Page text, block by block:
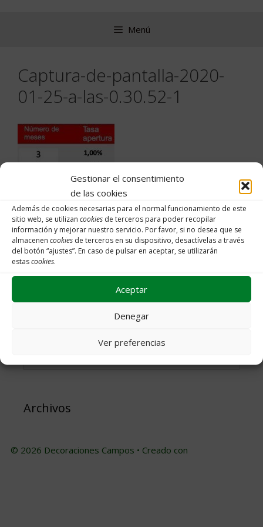
Gestionar el consentimiento
de las cookies
Además de cookies necesarias para el normal funcionamiento de este
sitio web, se utilizan cookies de terceros para poder recopilar
información y mejorar nuestro servicio. Por favor, si no desea que se
almacenen cookies de terceros en su dispositivo, desactívelas a través
del botón “ajustes”. En caso de pulsar en aceptar, se utilizarán
estascookies.
Aceptar
Denegar
Ver preferencias
Menú
Captura-de-pantalla-2020-
01-25-a-las-0.30.52-1
Archivos
© 2026 Decoraciones Campos • Creado con